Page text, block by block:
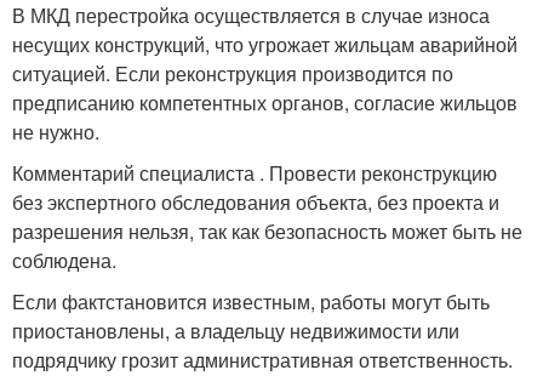
В МКД перестройка осуществляется в случае износа
несущих конструкций, что угрожает жильцам аварийной
ситуацией. Если реконструкция производится по
предписанию компетентных органов, согласие жильцов
не нужно.
Комментарий специалиста . Провести реконструкцию
без экспертного обследования объекта, без проекта и
разрешения нельзя, так как безопасность может быть не
соблюдена.
Если фактстановится известным, работы могут быть
приостановлены, а владельцу недвижимости или
подрядчику грозит административная ответственность.